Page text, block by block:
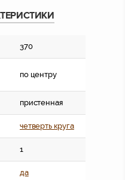
370
по центру
пристенная
четверть круга
1
да